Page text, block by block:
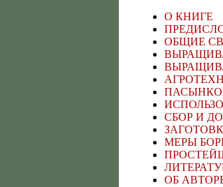
О КНИГЕ
ОБЩИЕ
СБОР И
МЕРЫ
ОБ